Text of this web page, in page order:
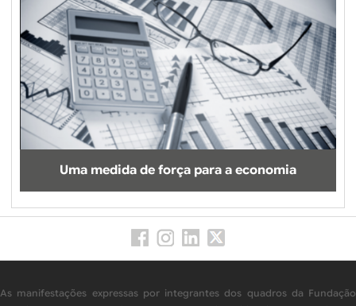
Uma medida de força para a economia
As manifestações expressas por integrantes dos quadros da Fundação